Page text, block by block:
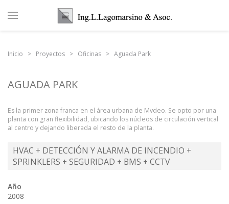
Inicio Proyectos Oficinas Aguada Park
AGUADA PARK
Es la primer zona franca en el área urbana de Mvdeo. Se opto por una
planta con gran flexibilidad, ubicando los núcleos de circulación vertical
al centro y dejando liberada el resto de la planta.
HVAC + DETECCIÓN Y ALARMA DE INCENDIO +
SPRINKLERS + SEGURIDAD + BMS + CCTV
Año
2008